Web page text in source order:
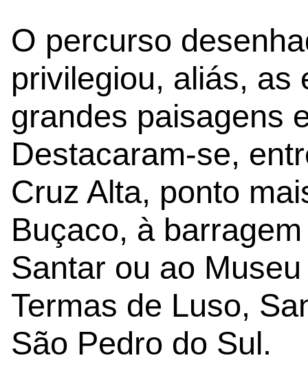
O percurso
privilegiou, aliás, as
grandes paisagens
Destacaram-se,
Cruz Alta, ponto
Buçaco, à
Santar ou ao
Termas de Luso,
São Pedro do Sul.